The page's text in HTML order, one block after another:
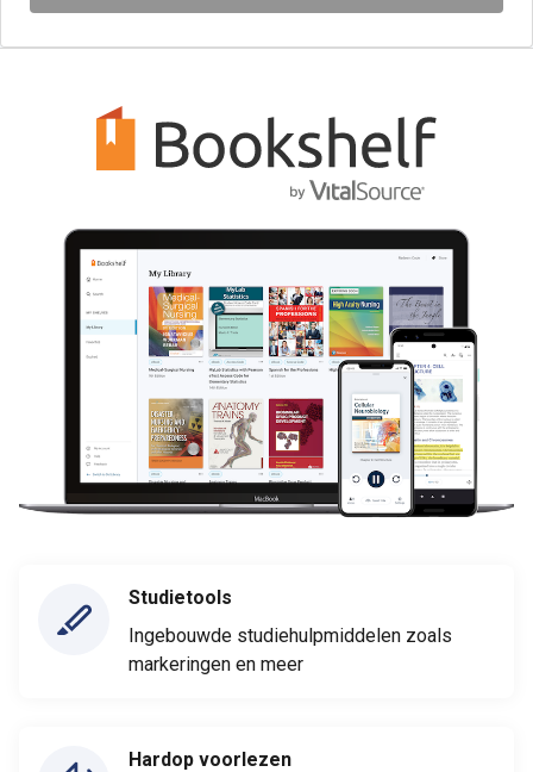
Studietools
Ingebouwde studiehulpmiddelen zoals
markeringen en meer
Hardop voorlezen